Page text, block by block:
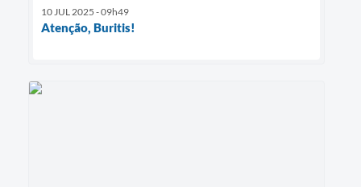
10 JUL 2025 - 09h49
Atenção, Buritis!